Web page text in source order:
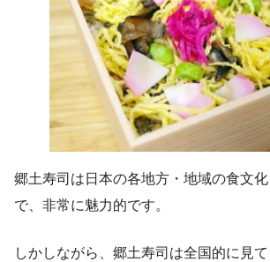
郷土寿司は日本の各地方・地域の食文
で、非常に魅力的です。
しかしながら、郷土寿司は全国的に見て